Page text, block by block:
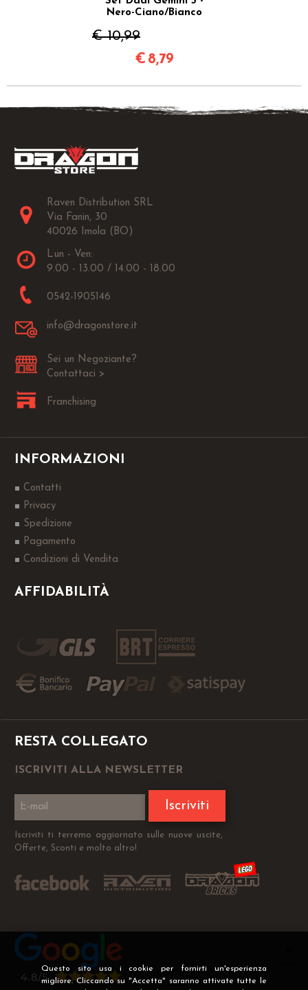
Questo sito usa i cookie per fornirti un'esperienza
migliore. Cliccando su "Accetta" saranno attivate tutte le
Nero-Ciano/Bianco
€ 10,99
€ 8,79
Raven Distribution SRL
Via Fanin, 30
40026 Imola (BO)
Lun - Ven:
9.00 - 13.00 / 14.00 - 18.00
0542-1905146
info@dragonstore.it
Sei un Negoziante?
Contattaci >
Franchising
INFORMAZIONI
Contatti
Privacy
Spedizione
Pagamento
Condizioni di Vendita
AFFIDABILITÀ
RESTA COLLEGATO
ISCRIVITI ALLA NEWSLETTER
Iscriviti
Iscriviti ti terremo aggiornato sulle nuove uscite,
Offerte, Sconti e molto altro!